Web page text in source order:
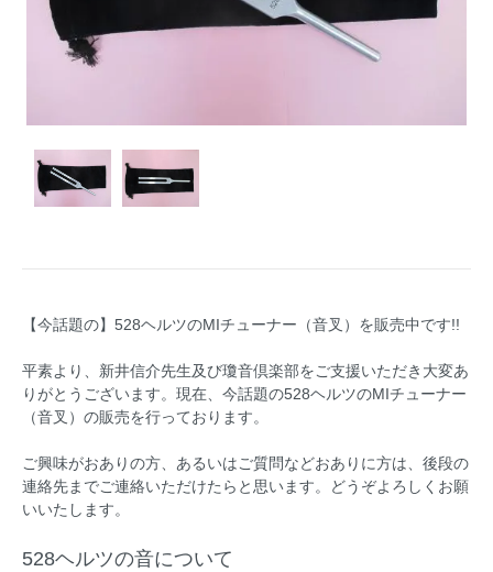
【今話題の】528ヘルツのMIチューナー（音叉）を販売中です!!
平素より、新井信介先生及び瓊音倶楽部をご支援いただき大変あ
りがとうございます。現在、今話題の528ヘルツのMIチューナー
（音叉）の販売を行っております。
ご興味がおありの方、あるいはご質問などおありに方は、後段の
連絡先までご連絡いただけたらと思います。どうぞよろしくお願
いいたします。
528ヘルツの音について